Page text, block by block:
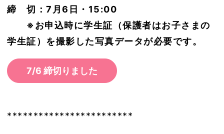
締 切：7月6日・15:00
※お申込時に学生証（保護者はお子さまの
学生証）を撮影した写真データが必要です。
7/6 締切りました
************************